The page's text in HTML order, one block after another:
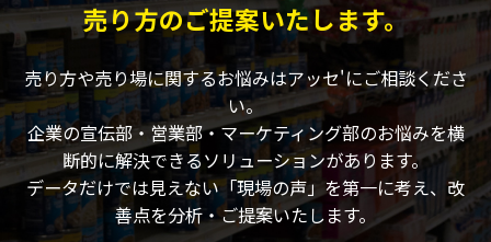
売り方のご提案いたします。
売り方や売り場に関するお悩みはアッセ'にご相談くださ
い。
企業の宣伝部・営業部・マーケティング部のお悩みを横
断的に解決できるソリューションがあります。
データだけでは見えない「現場の声」を第一に考え、改
善点を分析・ご提案いたします。